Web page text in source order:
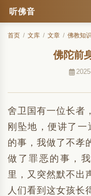
听佛音
首页 / 文库 / 文章 / 佛教知识
佛陀前
舍卫国有一位长者
刚坠地，便讲了一
的事，我做了不孝
做了罪恶的事，
里，又突然默不出
人们看到这女孩长